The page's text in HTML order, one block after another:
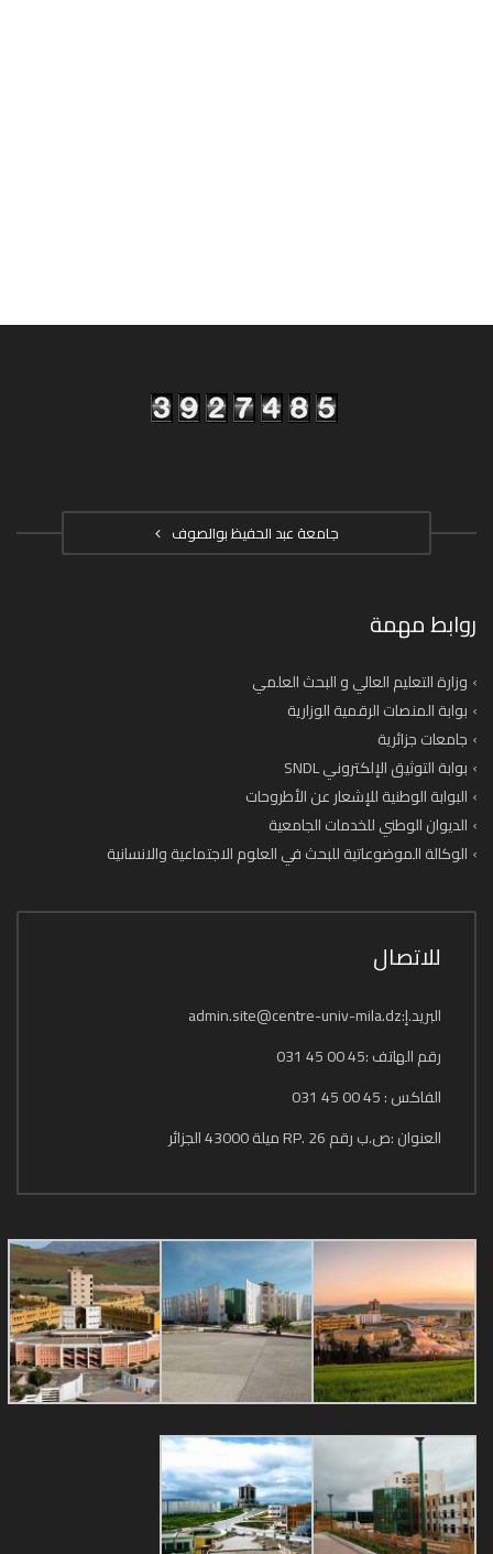
جامعة عبد الحفيظ بوالصوف
روابط مهمة
وزارة التعليم العالي و البحث العلمي
بوابة المنصات الرقمية الوزارية
جامعات جزائرية
بوابة التوثيق الإلكتروني SNDL
البوابة الوطنية للإشعار عن الأطروحات
الديوان الوطني للخدمات الجامعية
الوكالة الموضوعاتية للبحث في العلوم الاجتماعية والانسانية
للاتصال
البريد.إ:admin.site@centre-univ-mila.dz
رقم الهاتف :45 00 45 031
الفاكس : 45 00 45 031
العنوان :ص.ب رقم 26 .RP ميلة 43000 الجزائر